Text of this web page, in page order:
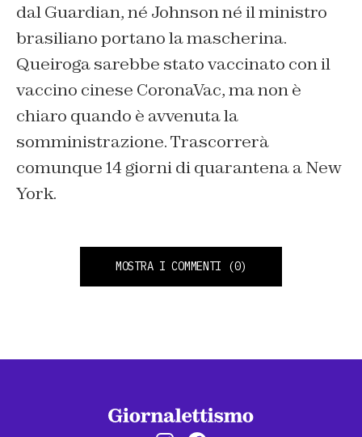
dal Guardian, né Johnson né il ministro
brasiliano portano la mascherina.
Queiroga sarebbe stato vaccinato con il
vaccino cinese CoronaVac, ma non è
chiaro quando è avvenuta la
somministrazione. Trascorrerà
comunque 14 giorni di quarantena a New
York.
MOSTRA I COMMENTI (0)